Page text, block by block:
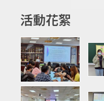
活動花絮